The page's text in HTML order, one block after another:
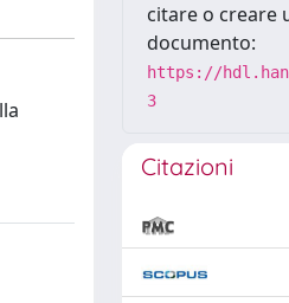
citare o creare
documento:
https://
3
Citazioni